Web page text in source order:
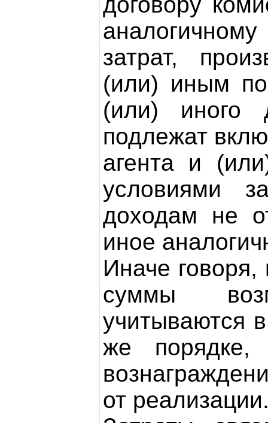
затрат,
(или) иным
(или) иного
подлежат
агента и
условиями
доходам не
иное
Иначе говоря,
суммы
учитываются
же
от